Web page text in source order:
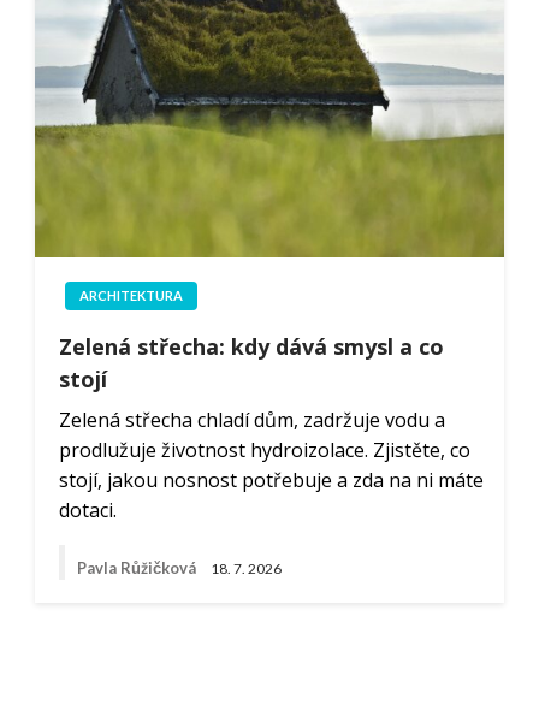
ARCHITEKTURA
Zelená střecha: kdy dává smysl a co
stojí
Zelená střecha chladí dům, zadržuje vodu a
prodlužuje životnost hydroizolace. Zjistěte, co
stojí, jakou nosnost potřebuje a zda na ni máte
dotaci.
Pavla Růžičková 18. 7. 2026